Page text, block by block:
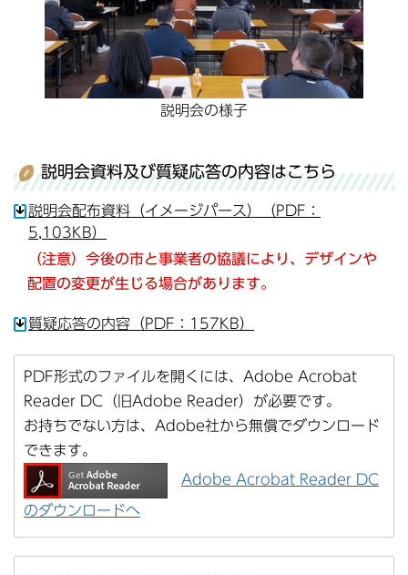
説明会の様子
説明会資料及び質疑応答の内容はこちら
説明会配布資料（イメージパース）（PDF：
5,103KB）
（注意）今後の市と事業者の協議により、デザインや
配置の変更が生じる場合があります。
質疑応答の内容（PDF：157KB）
PDF形式のファイルを開くには、Adobe Acrobat
Reader DC（旧Adobe Reader）が必要です。
お持ちでない方は、Adobe社から無償でダウンロード
できます。
Adobe Acrobat Reader DC
のダウンロードへ